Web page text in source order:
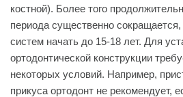
костной). Более того
периода существенно
систем начать до 15-18 лет. Для
ортодонтической конструкции
некоторых условий. Например,
прикуса ортодонт не рекомендует,